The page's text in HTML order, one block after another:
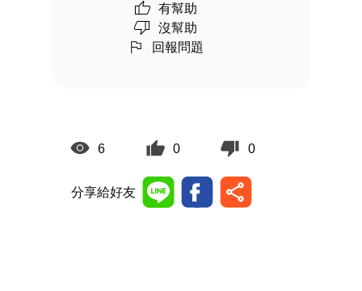
有幫助
沒幫助
回報問題
6 0 0
分享給好友